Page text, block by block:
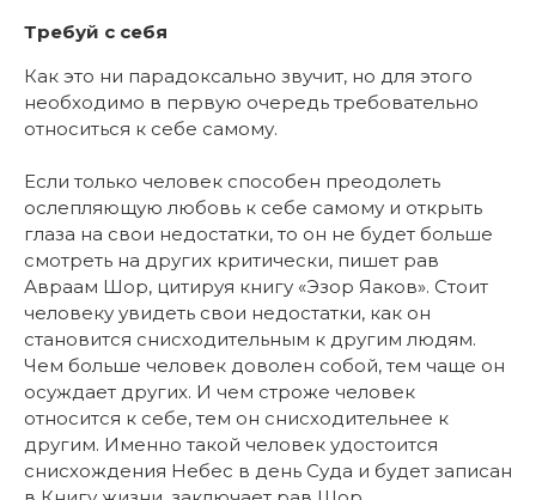
Требуй с себя
Как это ни парадоксально звучит, но для этого
необходимо в первую очередь требовательно
относиться к себе самому.
Если только человек способен преодолеть
ослепляющую любовь к себе самому и открыть
глаза на свои недостатки, то он не будет больше
смотреть на других критически, пишет рав
Авраам Шор, цитируя книгу «Эзор Яаков». Стоит
человеку увидеть свои недостатки, как он
становится снисходительным к другим людям.
Чем больше человек доволен собой, тем чаще он
осуждает других. И чем строже человек
относится к себе, тем он снисходительнее к
другим. Именно такой человек удостоится
снисхождения Небес в день Суда и будет записан